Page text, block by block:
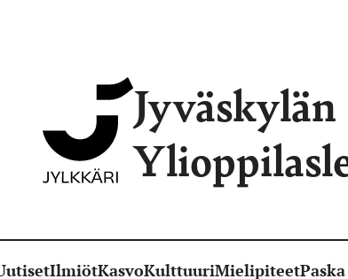
Jyväskylän
IlmiötKasvoKulttuuriMielipiteet